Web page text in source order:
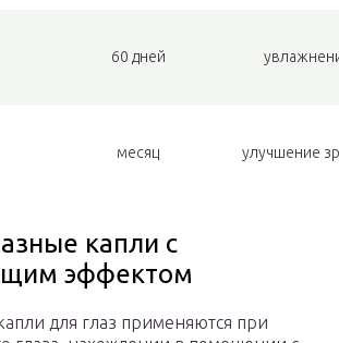
60 дней
месяц улучшение
капли с
эффектом
для глаз применяются при